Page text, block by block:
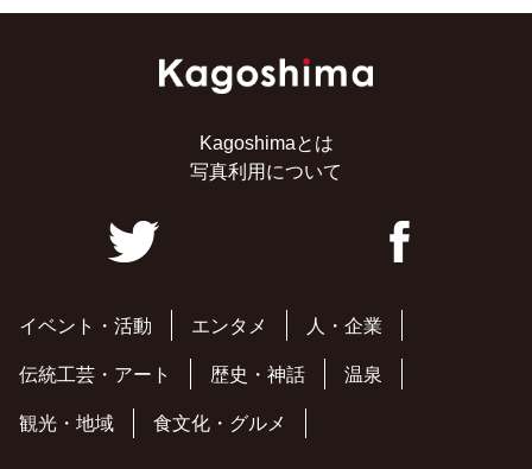
Kagoshimaとは
写真利用について
イベント・活動 エンタメ 人・企業
伝統工芸・アート 歴史・神話 温泉
観光・地域 食文化・グルメ